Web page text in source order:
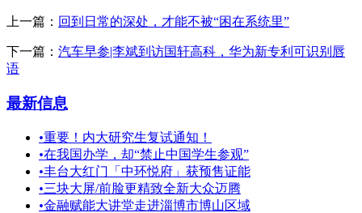
上一篇： 回到日常的深处，才能不被“困在系统里”
下一篇： 汽车早参|李斌到访国轩高科，华为新专利可识别唇
语
最新信息
•重要！内大研究生复试通知！
•在我国办学，却“禁止中国学生参观”
•丰台大红门「中环悦府」获预售证能
•三块大屏/前脸更精致全新大众迈腾
•金融赋能大讲堂走进淄博市博山区域